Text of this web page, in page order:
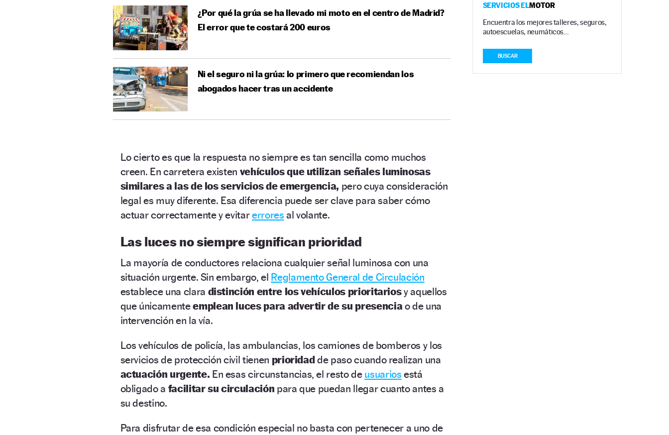
¿Por qué la grúa se ha llevado mi moto en el centro de Madrid?
El error que te costará 200 euros
Ni el seguro ni la grúa: lo primero que recomiendan los
abogados hacer tras un accidente
Lo cierto es que la respuesta no siempre es tan sencilla como muchos
creen. En carretera existen vehículos que utilizan señales luminosas
similares a las de los servicios de emergencia, pero cuya consideración
legal es muy diferente. Esa diferencia puede ser clave para saber cómo
actuar correctamente y evitarerrores al volante.
Las luces no siempre significan prioridad
La mayoría de conductores relaciona cualquier señal luminosa con una
situación urgente. Sin embargo, el Reglamento General de Circulación
establece una clara distinción entre los vehículos prioritariosy aquellos
que únicamenteemplean luces para advertir de su presencia o de una
intervención en la vía.
Los vehículos de policía, las ambulancias, los camiones de bomberos y los
servicios de protección civil tienen prioridadde paso cuando realizan una
actuación urgente. En esas circunstancias, el resto de usuarios está
obligado a facilitar su circulación para que puedan llegar cuanto antes a
su destino.
Para disfrutar de esa condición especial no basta con pertenecer a uno de
SERVICIOS ELMOTOR
Encuentra los mejores talleres, seguros,
autoescuelas, neumáticos…
BUSCAR